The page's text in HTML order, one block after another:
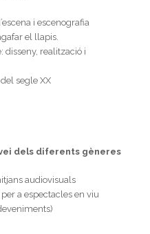
i escenografia
el llapis.
disseny, realització i
del segle XX
dels diferents gèneres
audiovisuals
a espectacles en viu